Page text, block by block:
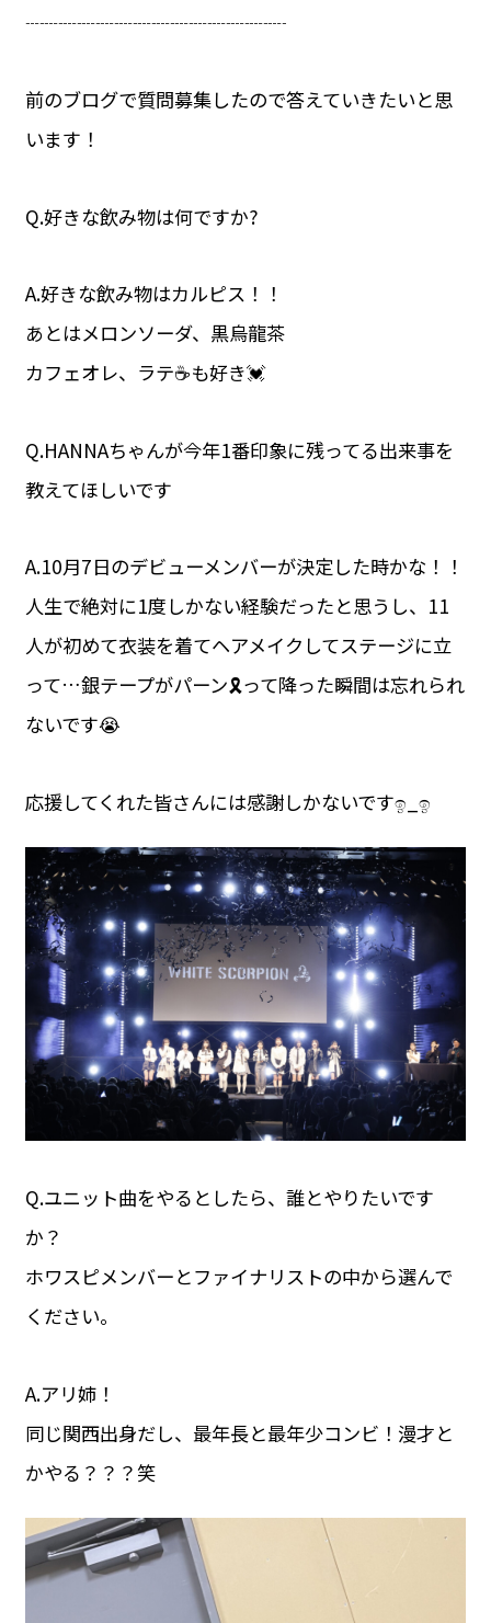
┈┈┈┈┈┈┈┈┈┈┈┈┈┈
前のブログで質問募集したので答えていきたいと思
います！
Q.好きな飲み物は何ですか?
A.好きな飲み物はカルピス！！
あとはメロンソーダ、黒烏龍茶
カフェオレ、ラテ☕️も好き💓
Q.HANNAちゃんが今年1番印象に残ってる出来事を
教えてほしいです
A.10月7日のデビューメンバーが決定した時かな！！
人生で絶対に1度しかない経験だったと思うし、11
人が初めて衣装を着てヘアメイクしてステージに立
って…銀テープがパーン🎗️って降った瞬間は忘れられ
ないです😭
応援してくれた皆さんには感謝しかないですඉ‎_ඉ
Q.ユニット曲をやるとしたら、誰とやりたいです
か？
ホワスピメンバーとファイナリストの中から選んで
ください。
A.アリ姉！
同じ関西出身だし、最年長と最年少コンビ！漫才と
かやる？？？笑